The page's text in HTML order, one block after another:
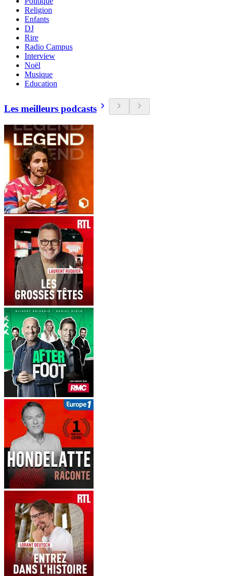
Religion
Enfants
DJ
Rire
Radio Campus
Interview
Noël
Musique
Education
Les meilleurs podcasts